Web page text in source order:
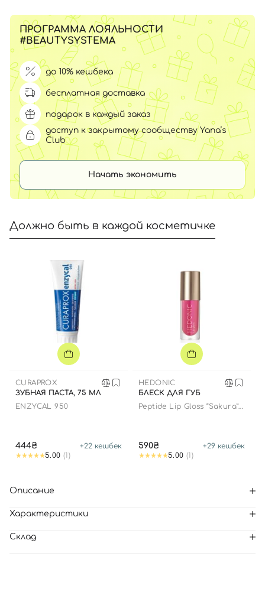
ПРОГРАММА ЛОЯЛЬНОСТИ
#BEAUTYSYSTEMA
до 10% кешбека
бесплатная доставка
подарок в каждый заказ
доступ к закрытому сообществу Yana’s
Club
Начать экономить
Должно быть в каждой косметичке
CURAPROX
ЗУБНАЯ ПАСТА, 75 МЛ
ENZYCAL 950
444₴ +22 кешбек
5.00 (1)
HEDONIC
БЛЕСК ДЛЯ ГУБ
Peptide Lip Gloss “Sakura”
590₴ +29 кешбек
5.00 (1)
Описание
Характеристики
Склад